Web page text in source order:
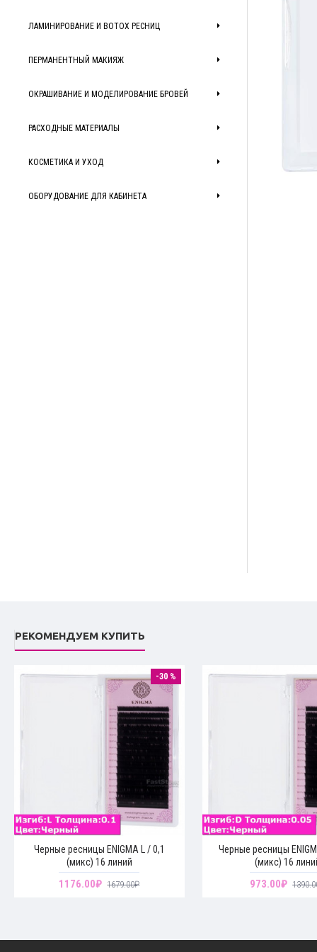
ЛАМИНИРОВАНИЕ И BOTOX РЕСНИЦ
ПЕРМАНЕНТНЫЙ МАКИЯЖ
ОКРАШИВАНИЕ И МОДЕЛИРОВАНИЕ БРОВЕЙ
РАСХОДНЫЕ МАТЕРИАЛЫ
КОСМЕТИКА И УХОД
ОБОРУДОВАНИЕ ДЛЯ КАБИНЕТА
РЕКОМЕНДУЕМ КУПИТЬ
-30 %
Черные ресницы ENIGMA L / 0,1
(микс) 16 линий
1176.00₽ 1679.00₽
Черные ресницы
(микс) 16
973.00₽